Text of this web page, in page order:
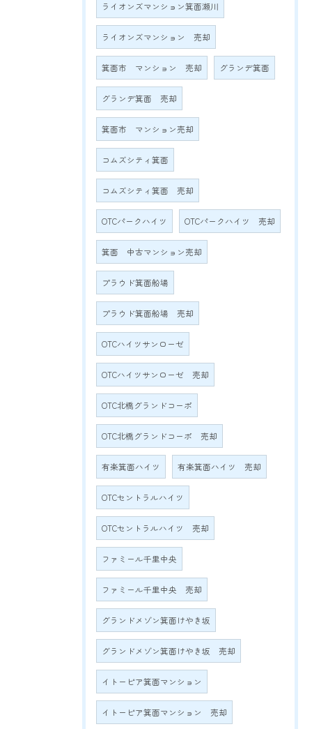
ライオンズマンション箕面瀬川
ライオンズマンション 売却
箕面市 マンション 売却 グランデ箕面
グランデ箕面 売却
箕面市 マンション売却
コムズシティ箕面
コムズシティ箕面 売却
OTCパークハイツ OTCパークハイツ 売却
箕面 中古マンション売却
プラウド箕面船場
プラウド箕面船場 売却
OTCハイツサンローゼ
OTCハイツサンローゼ 売却
OTC北橋グランドコーポ
OTC北橋グランドコーポ 売却
有楽箕面ハイツ 有楽箕面ハイツ 売却
OTCセントラルハイツ
OTCセントラルハイツ 売却
ファミール千里中央
ファミール千里中央 売却
グランドメゾン箕面けやき坂
グランドメゾン箕面けやき坂 売却
イトーピア箕面マンション
イトーピア箕面マンション 売却